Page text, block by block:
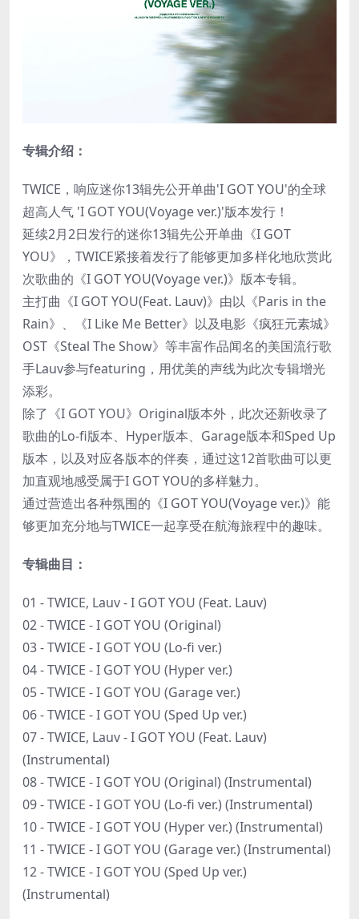
专辑介绍：
TWICE，响应迷你13辑先公开单曲'I GOT YOU'的全球
超高人气 'I GOT YOU(Voyage ver.)'版本发行！
延续2月2日发行的迷你13辑先公开单曲《I GOT
YOU》，TWICE紧接着发行了能够更加多样化地欣赏此
次歌曲的《I GOT YOU(Voyage ver.)》版本专辑。
主打曲《I GOT YOU(Feat. Lauv)》由以《Paris in the
Rain》、《I Like Me Better》以及电影《疯狂元素城》
OST《Steal The Show》等丰富作品闻名的美国流行歌
手Lauv参与featuring，用优美的声线为此次专辑增光
添彩。
除了《I GOT YOU》Original版本外，此次还新收录了
歌曲的Lo-fi版本、Hyper版本、Garage版本和Sped Up
版本，以及对应各版本的伴奏，通过这12首歌曲可以更
加直观地感受属于I GOT YOU的多样魅力。
通过营造出各种氛围的《I GOT YOU(Voyage ver.)》能
够更加充分地与TWICE一起享受在航海旅程中的趣味。
专辑曲目：
01 - TWICE, Lauv - I GOT YOU (Feat. Lauv)
02 - TWICE - I GOT YOU (Original)
03 - TWICE - I GOT YOU (Lo-fi ver.)
04 - TWICE - I GOT YOU (Hyper ver.)
05 - TWICE - I GOT YOU (Garage ver.)
06 - TWICE - I GOT YOU (Sped Up ver.)
07 - TWICE, Lauv - I GOT YOU (Feat. Lauv)
(Instrumental)
08 - TWICE - I GOT YOU (Original) (Instrumental)
09 - TWICE - I GOT YOU (Lo-fi ver.) (Instrumental)
10 - TWICE - I GOT YOU (Hyper ver.) (Instrumental)
11 - TWICE - I GOT YOU (Garage ver.) (Instrumental)
12 - TWICE - I GOT YOU (Sped Up ver.)
(Instrumental)